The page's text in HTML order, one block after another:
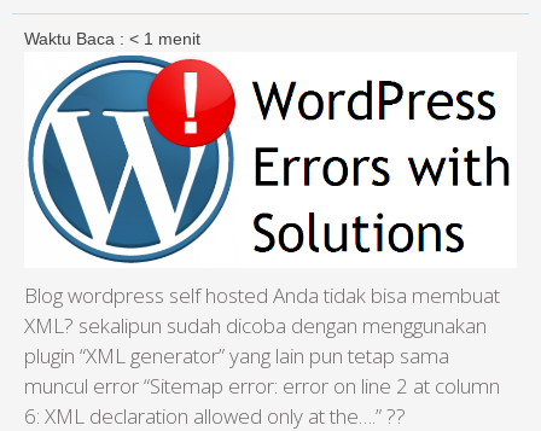
Waktu Baca : < 1 menit
Blog wordpress self hosted Anda tidak bisa membuat
XML? sekalipun sudah dicoba dengan menggunakan
plugin “XML generator” yang lain pun tetap sama
muncul error “Sitemap error: error on line 2 at column
6: XML declaration allowed only at the….” ??